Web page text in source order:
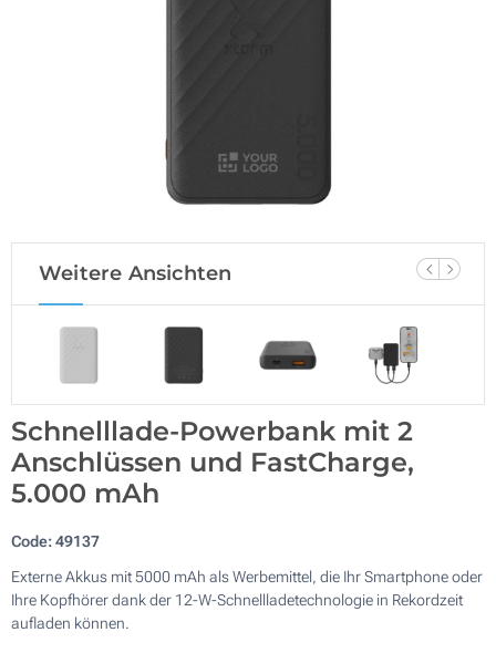
Weitere Ansichten
Schnelllade-Powerbank mit 2
Anschlüssen und FastCharge,
5.000 mAh
Code:49137
Externe Akkus mit 5000 mAh als Werbemittel, die Ihr Smartphone oder
Ihre Kopfhörer dank der 12-W-Schnellladetechnologie in Rekordzeit
aufladen können.